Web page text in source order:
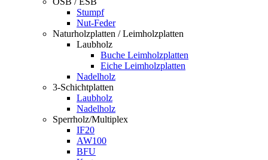
Stumpf
Nut-Feder
Naturholzplatten / Leimholzplatten
Laubholz
Buche Leimholzplatten
Eiche Leimholzplatten
Nadelholz
3-Schichtplatten
Laubholz
Nadelholz
Sperrholz/Multiplex
IF20
AW100
BFU